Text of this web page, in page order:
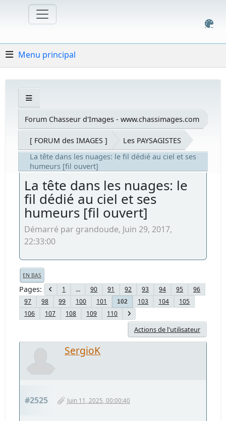
Menu principal
Forum Chasseur d'Images - www.chassimages.com
[ FORUM des IMAGES ]
Les PAYSAGISTES
La tête dans les nuages: le fil dédié au ciel et ses
humeurs [fil ouvert]
La tête dans les nuages: le
fil dédié au ciel et ses
humeurs [fil ouvert]
Démarré par grandoude, Juin 29, 2017,
22:33:00
EN BAS
Pages 1 ... 90 91 92 93 94 95
96
97
98 99 100 101 102 103 104
105
106
107 108 109 110
Actions de l'utilisateur
SergioK
#2525 Juin 11, 2025, 00:00:40